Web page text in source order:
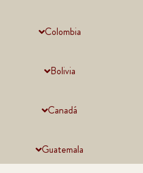
Colombia
Bolivia
Canadá
Guatemala